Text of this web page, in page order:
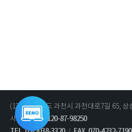
통합데모바로가기
(13840) 경기도 과천시 과천대로7길 65,
사업자번호 : 120-87-98250